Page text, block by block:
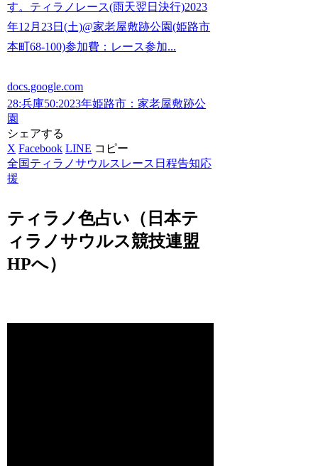
す。ティラノレース(雨天翌日決行)2023
年12月23日(土)@家老屋敷跡公園(姫路市
本町68-100)参加費：レース参加...
docs.google.com
28:兵庫50:2023年姫路市：家老屋敷跡公
園
シェアする
X Facebook LINE コピー
全国ティラノサウルスレース日程告知応
援
ティラノ色占い（日本テ
ィラノサウルス競技連盟
HPへ）